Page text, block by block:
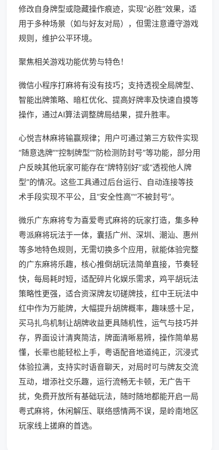
修改自身牌型或隐藏操作痕迹，实现“必胜”效果，适
用于多种场景（如与好友对局），但需注意遵守游戏
规则，维护公平环境。
聚焦相关游戏功能优势与特色！
微信小程序打麻将有没有技巧；支持透视全局牌型、
智能出牌策略、暗杠优化、提高好牌率及快速自摸等
操作，通过AI算法调整牌局结果，提升胜率。
心悦吉林麻将输赢规律；用户可通过第三方软件实现
“随意选牌”“控制牌型”“防检测防封号”等功能，部分用
户反映其他玩家可能存在“牌特别好”或“透视他人牌
型”的情况。这些工具通过后台运行、自动连接等技
术手段实现不平公，且“安全性高”“不被封号”。
微乐广东麻将专为喜爱粤式麻将的玩家打造，集多种
粤派麻将玩法于一体，囊括广州、深圳、潮汕、惠州
等多地特色规则，无需切换多个应用，就能体验完整
的广东麻将乐趣，核心推倒胡玩法简单直接，节奏轻
快，每局耗时短，适配碎片化娱乐需求，鸡平胡玩法
策略性更强，适合资深牌友切磋牌技，红中王玩法中
红中作为万能牌，大幅提升胡牌概率，趣味感十足，
买马扎鸟机制让胡牌收益更具随机性，运气与技巧并
存，界面设计清爽简洁，牌面清晰易辨，操作简单易
懂，长辈也能轻松上手，粤语配音地道纯正，沉浸式
体验拉满，支持实时语音聊天，对局时可与牌友交流
互动，增添社交乐趣，运行流畅无卡顿，无广告干
扰，免费开放所有基础玩法，随时随地都能开启一局
粤式麻将，休闲解压、联络感情两不误，是岭南地区
玩家线上搓麻的首选。